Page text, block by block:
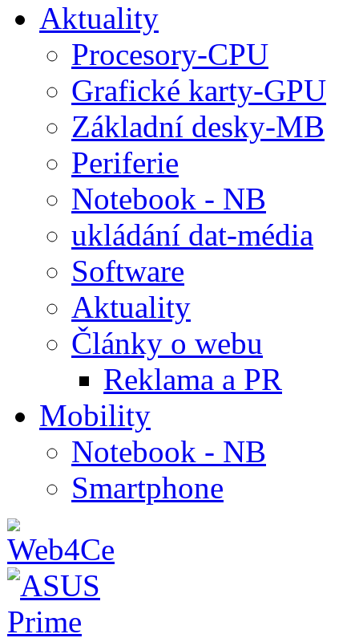
Aktuality
Procesory-CPU
Grafické karty-GPU
Základní desky-MB
Periferie
Notebook - NB
ukládání dat-média
Software
Aktuality
Články o webu
Reklama a PR
Mobility
Notebook - NB
Smartphone